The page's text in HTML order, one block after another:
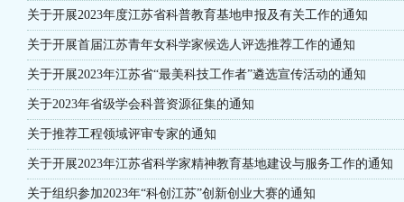
关于开展2023年度江苏省科普教育基地申报及有关工作的通知
关于开展首届江苏青年女科学家候选人评选推荐工作的通知
关于开展2023年江苏省“最美科技工作者”遴选宣传活动的通知
关于2023年省级学会科普资源征集的通知
关于推荐工程领域评审专家的通知
关于开展2023年江苏省科学家精神教育基地建设与服务工作的通知
关于组织参加2023年“科创江苏”创新创业大赛的通知